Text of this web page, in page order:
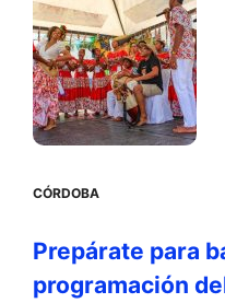
CÓRDOBA
Prepárate para
programación